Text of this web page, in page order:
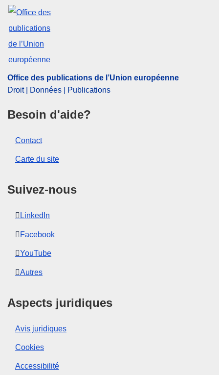
Sujet:
des données
CELEX : 62023CN0507
ELI :C/2023/125/oj
OJ : C_202300125
IMMC : DDP-C-0507-2023
Office des publications de l’Union européenne
Droit | Données | Publications
Besoin d'aide?
Contact
Carte du site
Suivez-nous
LinkedIn
Facebook
YouTube
Autres
Aspects juridiques
Avis juridiques
Cookies
Accessibilité